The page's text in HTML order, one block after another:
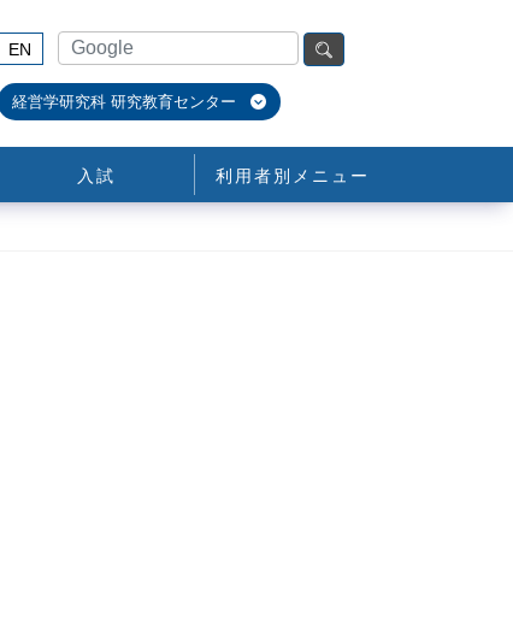
EN
経営学研究科 研究教育センター
入試 利用者別メニュー